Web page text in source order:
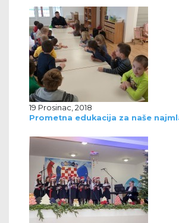
19 Prosinac, 2018
Prometna edukacija za naše